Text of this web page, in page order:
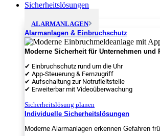
Sicherheitslösungen
ALARMANLAGEN
Alarmanlagen & Einbruchschutz
Moderne Sicherheit für Unternehmen und
✔ Einbruchschutz rund um die Uhr
✔ App-Steuerung & Fernzugriff
✔ Aufschaltung zur Notrufleitstelle
✔ Erweiterbar mit Videoüberwachung
Sicherheitslösung planen
Individuelle Sicherheitslösungen
Moderne Alarmanlagen erkennen Gefahren